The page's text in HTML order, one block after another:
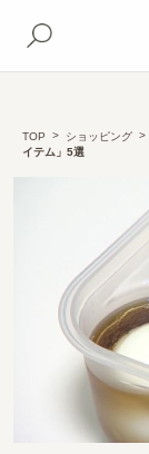
TOP ショッピング
イテム」5選